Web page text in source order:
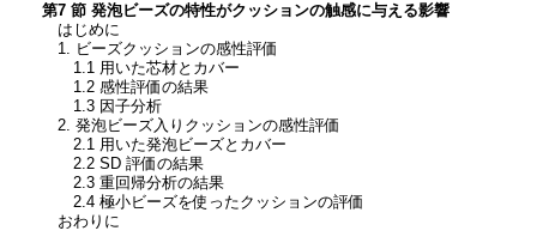
第7 節 発泡ビーズの特性がクッションの触感に与える影響
はじめに
1. ビーズクッションの感性評価
1.1 用いた芯材とカバー
1.2 感性評価の結果
1.3 因子分析
2. 発泡ビーズ入りクッションの感性評価
2.1 用いた発泡ビーズとカバー
2.2 SD 評価の結果
2.3 重回帰分析の結果
2.4 極小ビーズを使ったクッションの評価
おわりに